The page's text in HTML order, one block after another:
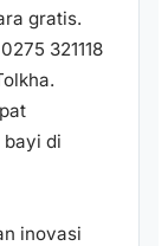
gratis.
321118
bayi di
inovasi